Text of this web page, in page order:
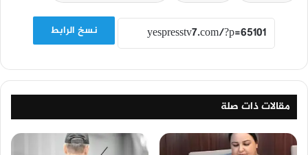
نسخ الرابط
مقالات ذات صلة